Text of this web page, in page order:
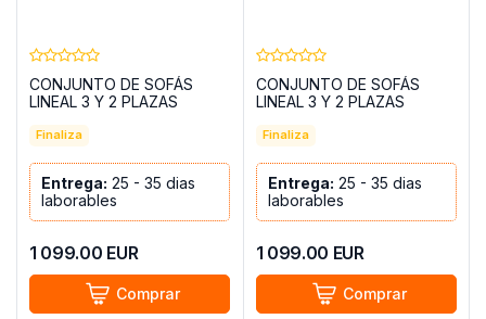
CONJUNTO DE SOFÁS
LINEAL 3 Y 2 PLAZAS
Finaliza
Entrega: 25 - 35 dias
laborables
1 099.00 EUR
Comprar
CONJUNTO DE SOFÁS
LINEAL 3 Y 2 PLAZAS
Finaliza
Entrega: 25 - 35 dias
laborables
1 099.00 EUR
Comprar